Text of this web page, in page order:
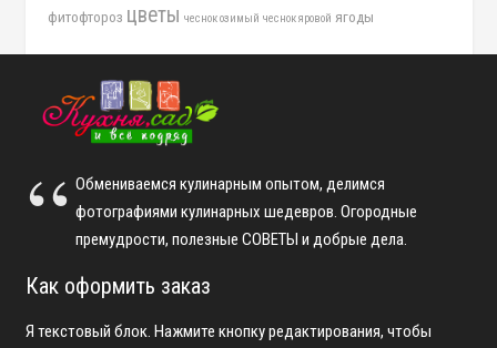
фитофтороз цветы чеснок озимый чеснок яровой ягоды
Обмениваемся кулинарным опытом, делимся
фотографиями кулинарных шедевров. Огородные
премудрости, полезные СОВЕТЫ и добрые дела.
Как оформить заказ
Я текстовый блок. Нажмите кнопку редактирования, чтобы